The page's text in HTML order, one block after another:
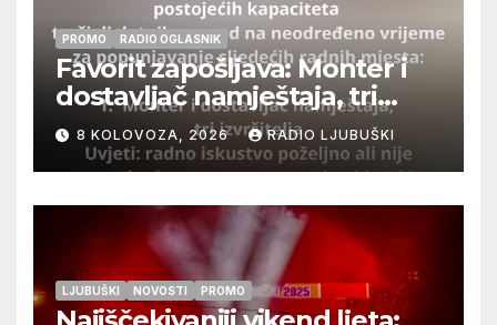
PROMO RADIO OGLASNIK
Favorit zapošljava: Monter i
dostavljač namještaja, tri
izvršitelja
8 KOLOVOZA, 2026 RADIO LJUBUŠKI
LJUBUŠKI NOVOSTI PROMO